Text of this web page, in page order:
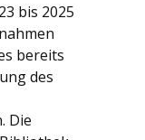
bis 2025
bereits
des
Die